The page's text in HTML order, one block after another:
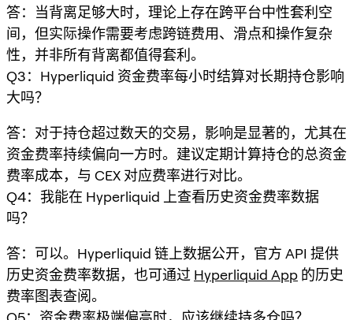
答：当背离足够大时，理论上存在跨平台中性套利空
间，但实际操作需要考虑跨链费用、滑点和操作复杂
性，并非所有背离都值得套利。
Q3：Hyperliquid 资金费率每小时结算对长期持仓影响
大吗？
答：对于持仓超过数天的交易，影响是显著的，尤其在
资金费率持续偏向一方时。建议定期计算持仓的总资金
费率成本，与 CEX 对应费率进行对比。
Q4：我能在 Hyperliquid 上查看历史资金费率数据
吗？
答：可以。Hyperliquid 链上数据公开，官方 API 提供
历史资金费率数据，也可通过 Hyperliquid App 的历史
费率图表查阅。